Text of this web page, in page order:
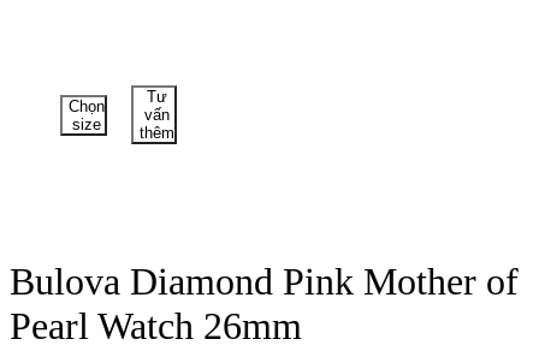
Chọn
size
Tư
vấn
thêm
Bulova Diamond Pink Mother of
Pearl Watch 26mm